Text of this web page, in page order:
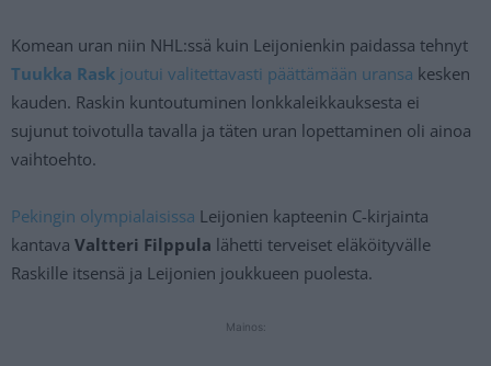
Komean uran niin NHL:ssä kuin Leijonienkin paidassa tehnyt
Tuukka Rask joutui valitettavasti päättämään uransa kesken
kauden. Raskin kuntoutuminen lonkkaleikkauksesta ei
sujunut toivotulla tavalla ja täten uran lopettaminen oli ainoa
vaihtoehto.
Pekingin olympialaisissa Leijonien kapteenin C-kirjainta
kantava Valtteri Filppula lähetti terveiset eläköityvälle
Raskille itsensä ja Leijonien joukkueen puolesta.
Mainos: